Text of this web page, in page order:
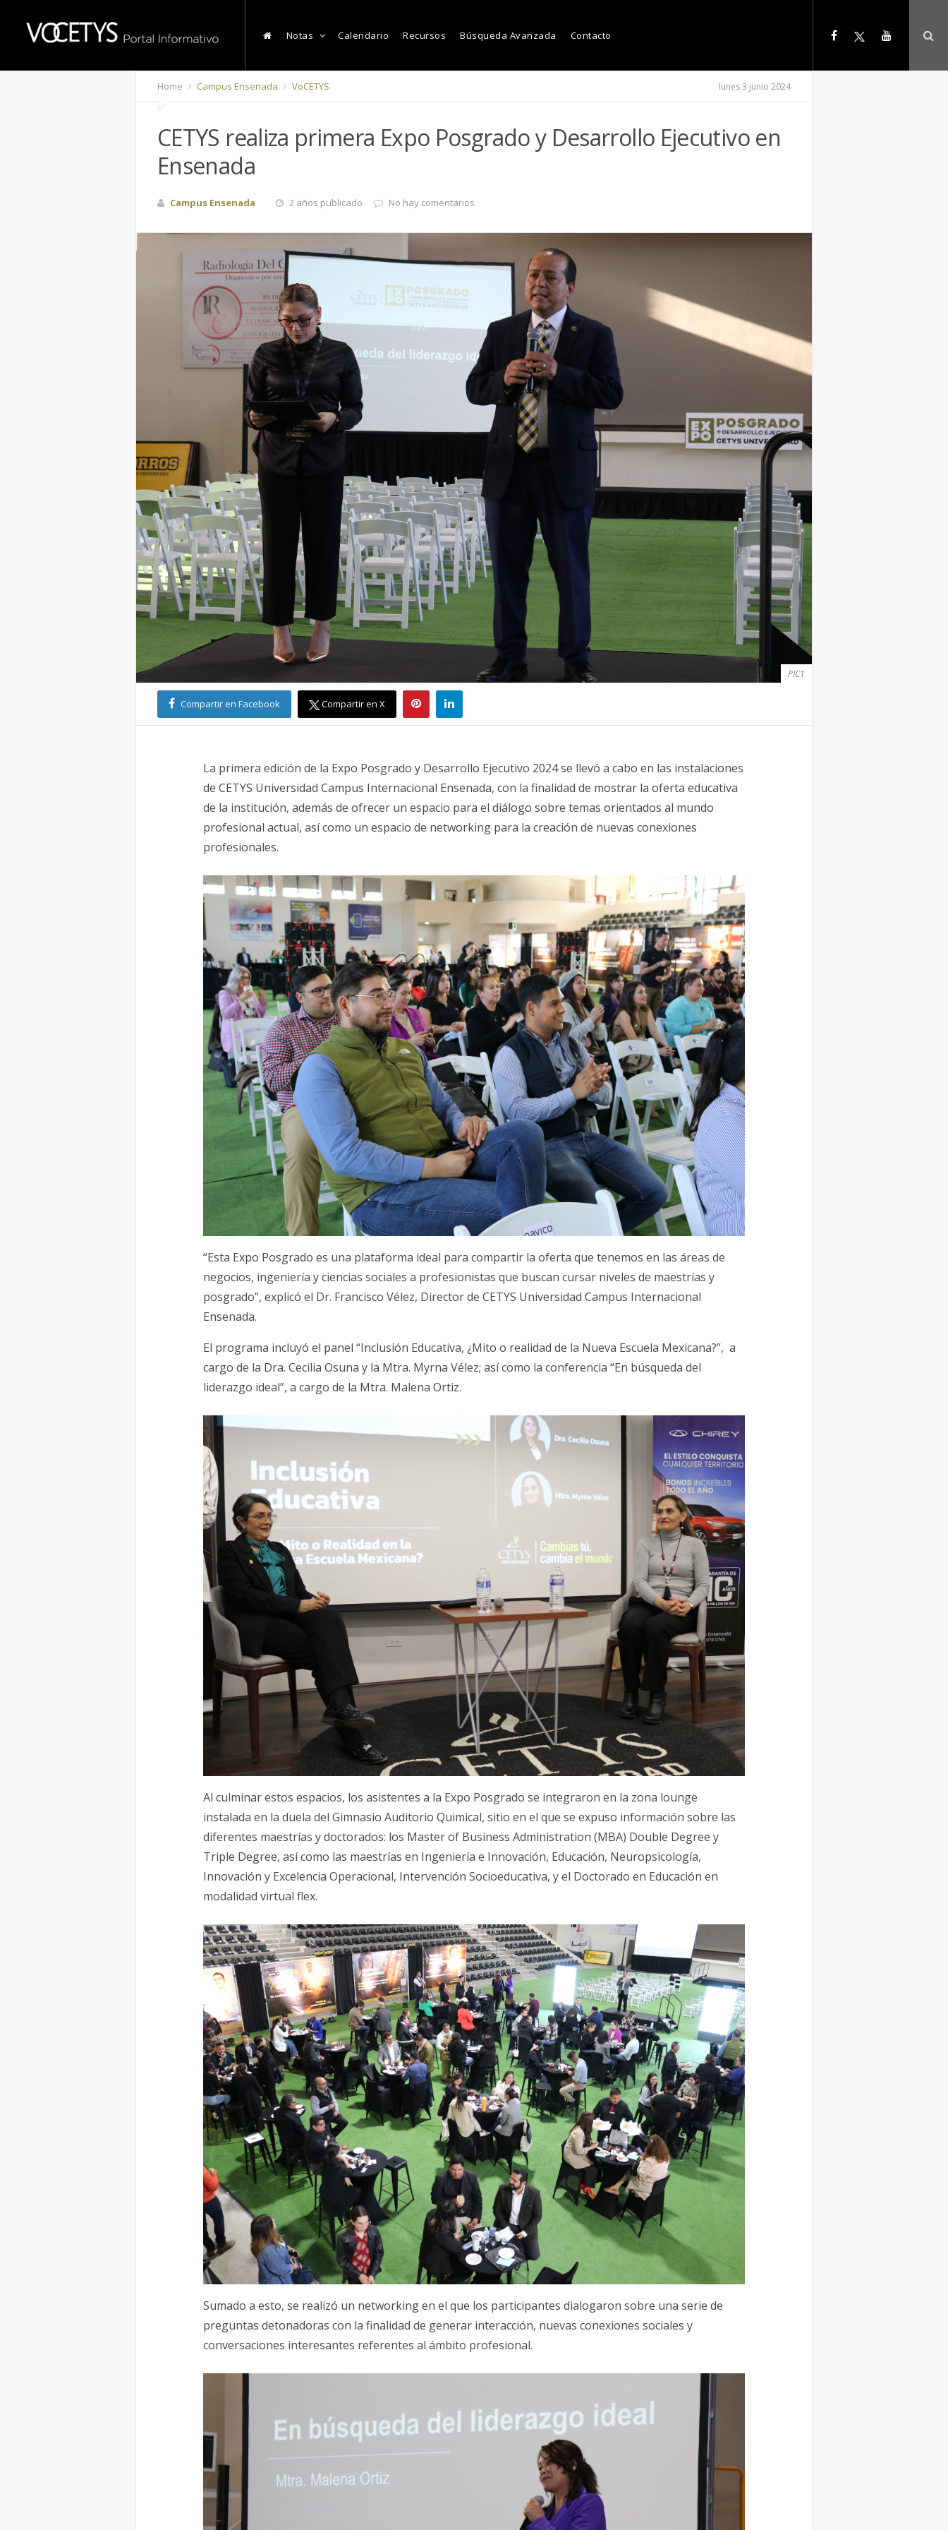
Notas Calendario Recursos Búsqueda Avanzada Contacto
Home Campus Ensenada VoCETYS lunes 3 junio 2024
CETYS realiza primera Expo Posgrado y Desarrollo Ejecutivo en
Ensenada
Campus Ensenada 2 años publicado No hay comentarios
PIC1
Compartir en Facebook Compartir en X
La primera edición de la Expo Posgrado y Desarrollo Ejecutivo 2024 se llevó a cabo en las instalaciones
de CETYS Universidad Campus Internacional Ensenada, con la finalidad de mostrar la oferta educativa
de la institución, además de ofrecer un espacio para el diálogo sobre temas orientados al mundo
profesional actual, así como un espacio de networking para la creación de nuevas conexiones
profesionales.
“Esta Expo Posgrado es una plataforma ideal para compartir la oferta que tenemos en las áreas de
negocios, ingeniería y ciencias sociales a profesionistas que buscan cursar niveles de maestrías y
posgrado”, explicó el Dr. Francisco Vélez, Director de CETYS Universidad Campus Internacional
Ensenada.
El programa incluyó el panel “Inclusión Educativa, ¿Mito o realidad de la Nueva Escuela Mexicana?”, a
cargo de la Dra. Cecilia Osuna y la Mtra. Myrna Vélez; así como la conferencia “En búsqueda del
liderazgo ideal”, a cargo de la Mtra. Malena Ortiz.
Al culminar estos espacios, los asistentes a la Expo Posgrado se integraron en la zona lounge
instalada en la duela del Gimnasio Auditorio Quimical, sitio en el que se expuso información sobre las
diferentes maestrías y doctorados: los Master of Business Administration (MBA) Double Degree y
Triple Degree, así como las maestrías en Ingeniería e Innovación, Educación, Neuropsicología,
Innovación y Excelencia Operacional, Intervención Socioeducativa, y el Doctorado en Educación en
modalidad virtual flex.
Sumado a esto, se realizó un networking en el que los participantes dialogaron sobre una serie de
preguntas detonadoras con la finalidad de generar interacción, nuevas conexiones sociales y
conversaciones interesantes referentes al ámbito profesional.